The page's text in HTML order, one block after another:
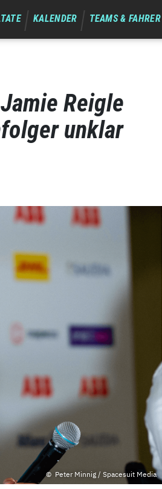
KALENDER TEAMS & FAHRER
Reigle
unklar
Peter Minnig / Spacesuit Media